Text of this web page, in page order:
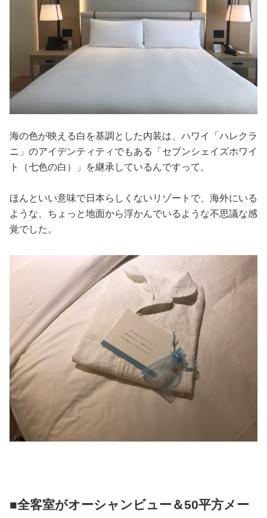
海の色が映える白を基調とした内装は、ハワイ「ハレクラ
ニ」のアイデンティティでもある「セブンシェイズホワイ
ト（七色の白）」を継承しているんですって。
ほんといい意味で日本らしくないリゾートで、海外にいる
ような、ちょっと地面から浮かんでいるような不思議な感
覚でした。
■全客室がオーシャンビュー＆50平方メー